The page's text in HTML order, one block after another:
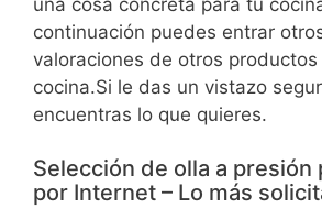
continuación puedes entrar
valoraciones de otros productos
cocina.Si le das un vistazo
encuentras lo que quieres.
Selección de olla a presión
por Internet – Lo más